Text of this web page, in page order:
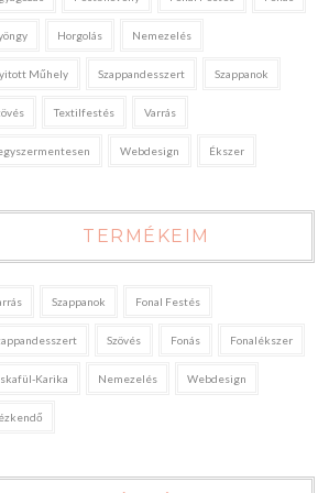
Horgolás Nemezelés
Műhely Szappandesszert Szappanok
Textilfestés Varrás
Webdesign Ékszer
TERMÉKEIM
Szappanok Fonal Festés
Szövés Fonás Fonalékszer
Karika Nemezelés Webdesign